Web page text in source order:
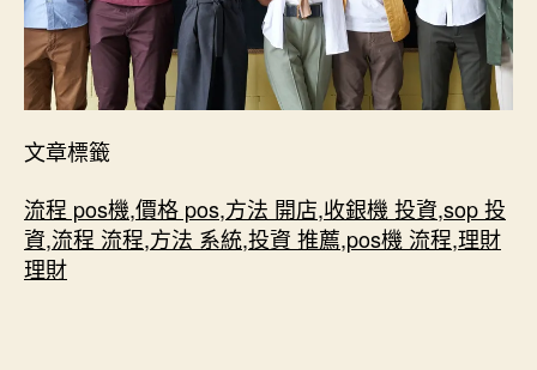
文章標籤
流程 pos機,價格 pos,方法 開店,收銀機 投資,sop 投
資,流程 流程,方法 系統,投資 推薦,pos機 流程,理財
理財